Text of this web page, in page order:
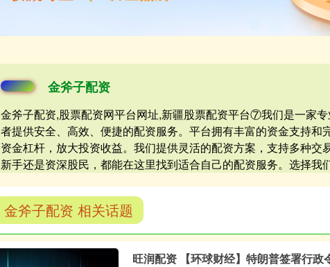
金斧子配资
金斧子配资,股票配资网平台网址,新疆股票配资平台⑦我们是一家
者提供安全、高效、便捷的配资服务。平台拥有丰富的资金支持
资金杠杆，放大投资收益。我们提供灵活的配资方案，支持多种交
新手还是资深股民，都能在这里找到适合自己的配资服务。选择我
金斧子配资 相关话题
旺润配资 【环球财经】特朗普签署行政